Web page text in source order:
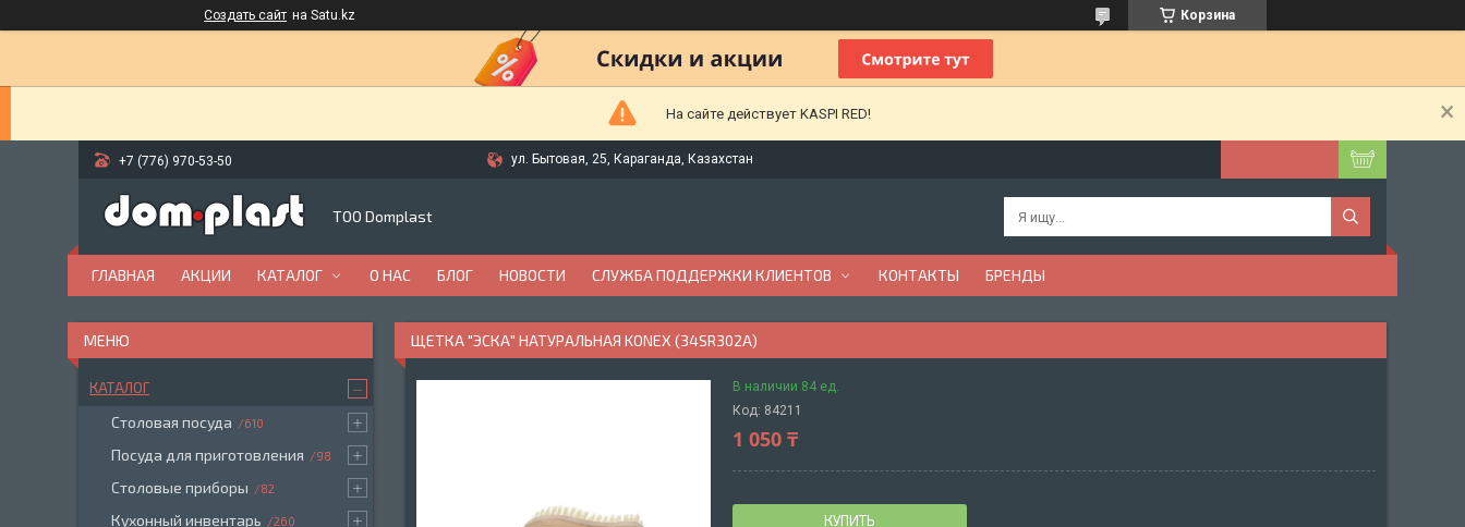
Создать сайт на Satu.kz Корзина
На сайте действует KASPI RED!
+7 (776) 970-53-50 ул. Бытовая, 25, Караганда, Казахстан
ТОО Domplast
ГЛАВНАЯ АКЦИИ КАТАЛОГ О НАС БЛОГ НОВОСТИ СЛУЖБА ПОДДЕРЖКИ КЛИЕНТОВ КОНТАКТЫ БРЕНДЫ
ЩЕТКА "ЭСКА" НАТУРАЛЬНАЯ KONEX (34SR302A)
В наличии 84 ед.
Код: 84211
1 050 ₸
КУПИТЬ
КАТАЛОГ
Столовая посуда 610
Посуда для приготовления 98
Столовые приборы 82
Кухонный инвентарь 260